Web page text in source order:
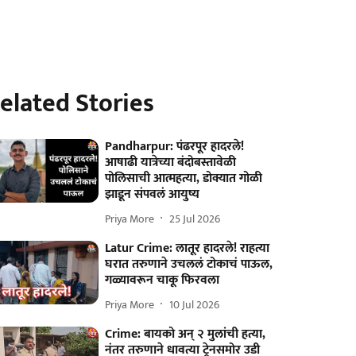
Stories
Pandharpur: पंढरपूर हादरले!
आषाढी यात्रेच्या बंदोबस्तावेळी
पोलिसाची आत्महत्या, डोक्यात गोळी
झाडून संपवलं आयुष्य
Priya More 25 Jul 2026
Latur Crime: लातूर हादरले! राहत्या
घरात तरुणाने उचललं टोकाचं पाऊल,
गळ्यावरून चाकू फिरवला
Priya More 10 Jul 2026
Crime: बायको अन् २ मुलांची हत्या,
नंतर तरुणाने धावत्या ट्रेनसमोर उडी